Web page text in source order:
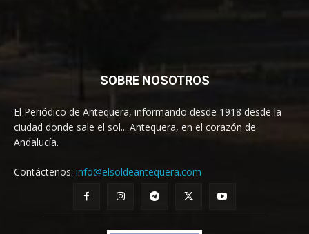
SOBRE NOSOTROS
El Periódico de Antequera, informando desde 1918 desde la
ciudad donde sale el sol... Antequera, en el corazón de
Andalucía.
Contáctenos: info@elsoldeantequera.com